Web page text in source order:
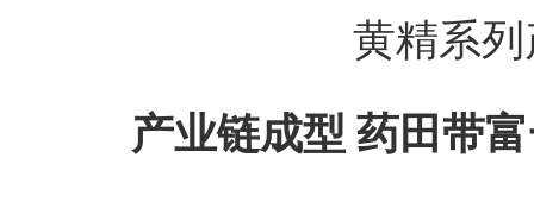
黄精系
产业链成型 药田带